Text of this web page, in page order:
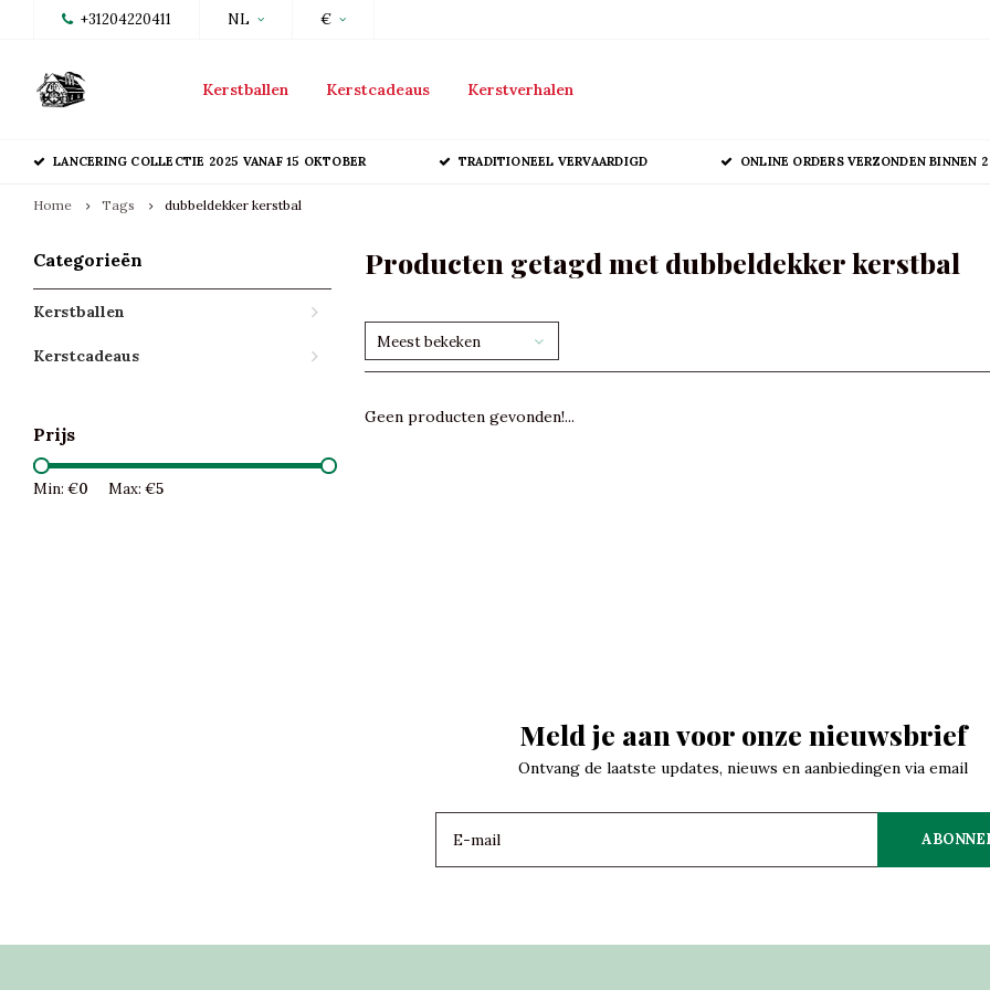
+31204220411 NL €
Kerstballen Kerstcadeaus Kerstverhalen
LANCERING COLLECTIE 2025 VANAF 15 OKTOBER TRADITIONEEL VERVAARDIGD ONLINE ORDERS VERZONDEN BINNEN
Home Tags dubbeldekker kerstbal
Categorieën
Kerstballen
Kerstcadeaus
Prijs
Min: €0 Max: €5
Producten getagd met dubbeldekker kerstbal
Meest bekeken
Geen producten gevonden!...
Meld je aan voor onze nieuwsbrief
Ontvang de laatste updates, nieuws en aanbiedingen via email